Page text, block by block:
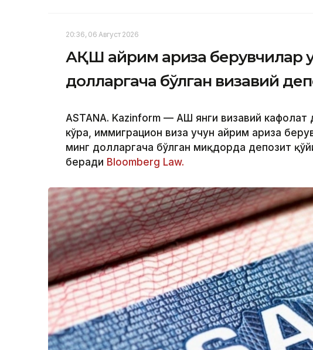
20:36, 06 Август 2026
АҚШ айрим ариза берувчилар
долларгача бўлган визавий
ASTANA. Kazinform — АҚШ янги визавий
кўра, иммиграцион виза учун айрим ариза
минг долларгача бўлган миқдорда депозит
беради Bloomberg Law.